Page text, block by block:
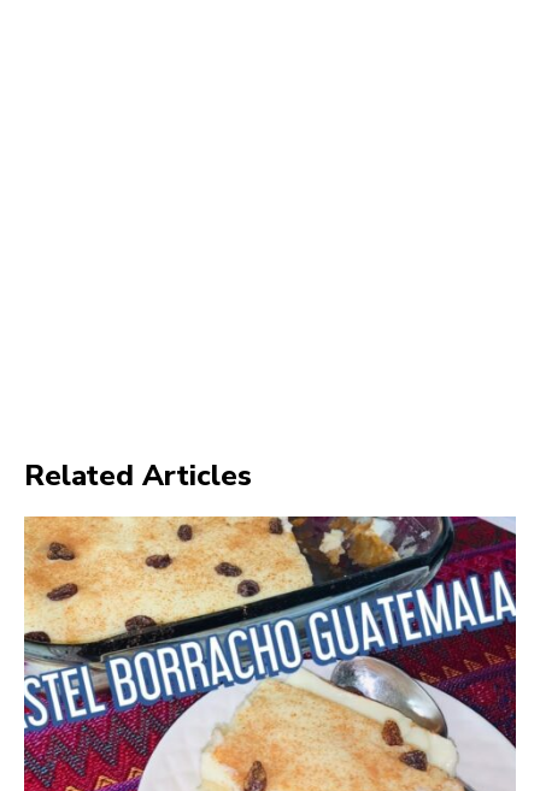
Related Articles